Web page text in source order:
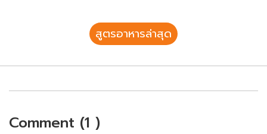
สูตรอาหารล่าสุด
Comment (1 )